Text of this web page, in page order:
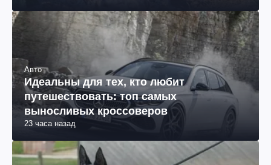
Авто
Идеальны для тех, кто любит
путешествовать: топ самых
выносливых кроссоверов
23 часа назад